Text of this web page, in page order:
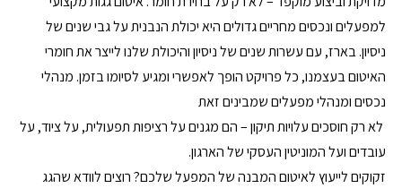
למפעלים ונכסים מחריים גדולים היא יכולת הנבנית על גבי שנים של
ניסיון. בארז, עם עשרות שנים של ניסיון והיכולת שלנו לייצר את חומרי
האיטום בעצמנו, כל פרויקט הופך לאפשרי ומגיע לסיומו בזמן. מנהלי
נכסים ומנהלי מפעלים שמבינים זאת
לא רק חוסכים עלויות תיקון – הם מגנים על רציפות תפעולית, על ציוד, על
עובדים ועל המוניטין העסקי של הארגון.
זקוקים לייעוץ לאיטום המבנה של המפעל שלכם? רוצים לוודא שהגג